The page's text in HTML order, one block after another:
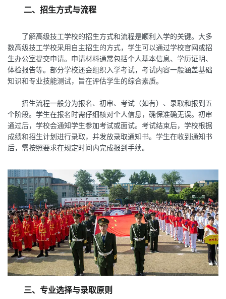
二、招生方式与流程
了解高级技工学校的招生方式和流程是顺利入学的关键。大多
数高级技工学校采用自主招生的方式，学生可以通过学校官网或招
生办公室提交申请。申请材料通常包括个人基本信息、学历证明、
体检报告等。部分学校还会组织入学考试，考试内容一般涵盖基础
知识和专业技能测试，旨在评估学生的综合素质。
招生流程一般分为报名、初审、考试（如有）、录取和报到五
个阶段。学生在报名时需仔细核对个人信息，确保准确无误。初审
通过后，学校会通知学生参加考试或面试。考试结束后，学校根据
成绩和招生计划进行录取，并发放录取通知书。学生在收到通知书
后，需按照要求在规定时间内完成报到手续。
三、专业选择与录取原则